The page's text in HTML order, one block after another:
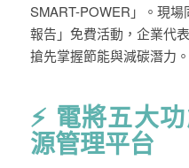
SMART-POWER 」 。現
報告 」免費活動，企業代
搶先掌握節能與減碳潛力 。
⚡ 電將五大
源管理平台